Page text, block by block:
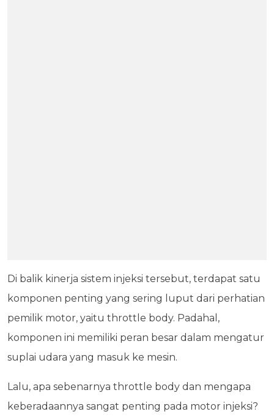
Di balik kinerja sistem injeksi tersebut, terdapat satu
komponen penting yang sering luput dari perhatian
pemilik motor, yaitu throttle body. Padahal,
komponen ini memiliki peran besar dalam mengatur
suplai udara yang masuk ke mesin.
Lalu, apa sebenarnya throttle body dan mengapa
keberadaannya sangat penting pada motor injeksi?